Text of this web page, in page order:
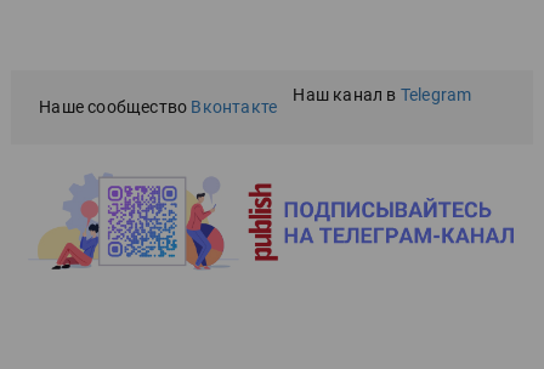
Наше сообщество Вконтакте
Наш канал в Telegram